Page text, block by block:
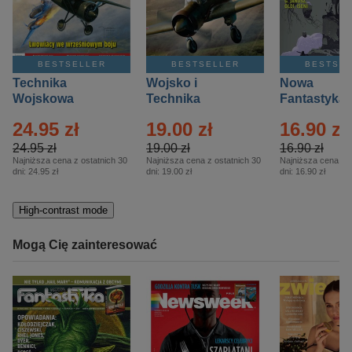
BESTSELLER
Technika
Wojskowa
– 2/2026
24.95 zł
24.95 zł
Najniższa cena z ostatnich 30
dni: 24.95 zł
BESTSELLER
Wojsko i
Technika
Specjalne –
Eprasa – 2/2026
19.00 zł
19.00 zł
Najniższa cena z ostatnich 30
dni: 19.00 zł
Nowa
Fantastyka
16.90 zł
16.90 zł
Najniższa cena z
dni: 16.90 zł
High-contrast mode
Mogą Cię zainteresować